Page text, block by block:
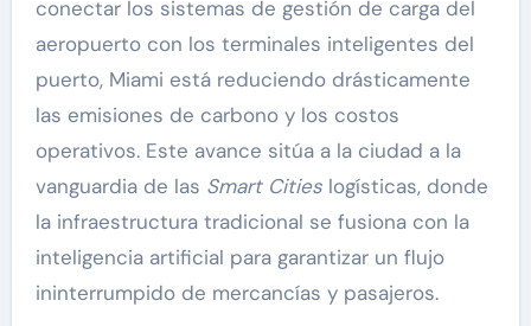
conectar los sistemas de gestión de carga del
aeropuerto con los terminales inteligentes del
puerto, Miami está reduciendo drásticamente
las emisiones de carbono y los costos
operativos. Este avance sitúa a la ciudad a la
vanguardia de las Smart Citieslogísticas, donde
la infraestructura tradicional se fusiona con la
inteligencia artificial para garantizar un flujo
ininterrumpido de mercancías y pasajeros.